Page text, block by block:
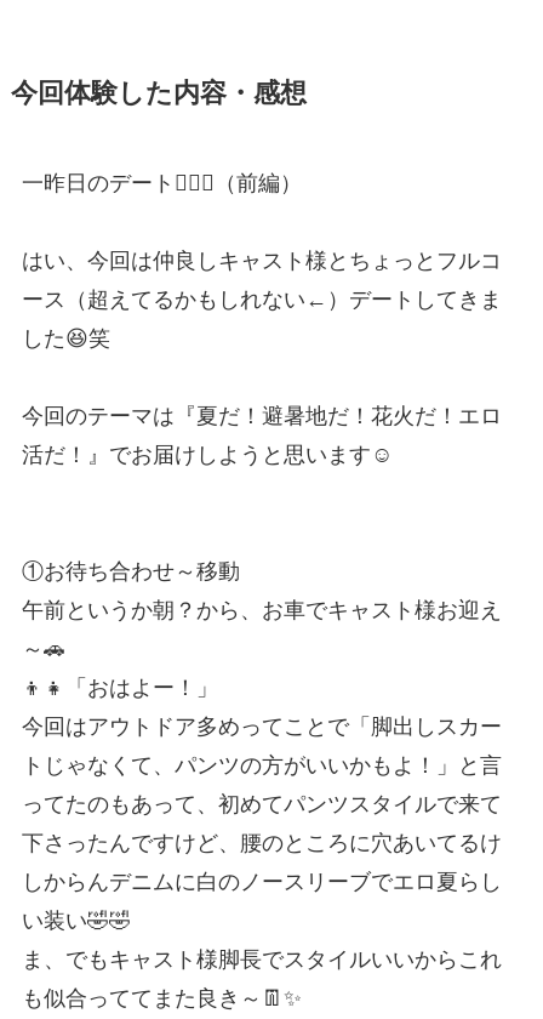
今回体験した内容・感想
一昨日のデート👩‍❤️‍👨（前編）
はい、今回は仲良しキャスト様とちょっとフルコ
ース（超えてるかもしれない←）デートしてきま
した😆笑
今回のテーマは『夏だ！避暑地だ！花火だ！エロ
活だ！』でお届けしようと思います☺️
①お待ち合わせ～移動
午前というか朝？から、お車でキャスト様お迎え
～🚗
👦👧「おはよー！」
今回はアウトドア多めってことで「脚出しスカー
トじゃなくて、パンツの方がいいかもよ！」と言
ってたのもあって、初めてパンツスタイルで来て
下さったんですけど、腰のところに穴あいてるけ
しからんデニムに白のノースリーブでエロ夏らし
い装い🤣🤣
ま、でもキャスト様脚長でスタイルいいからこれ
も似合っててまた良き～👖✨